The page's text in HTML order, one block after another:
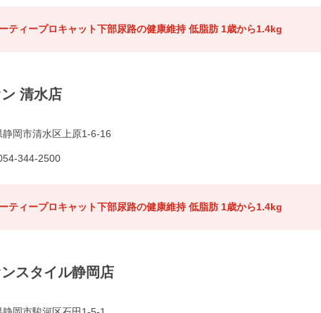
ティープロキャット下部尿路の健康維持 低脂肪 1歳から1.4kg
清水店
静岡市清水区上原1-6-16
344-2500
ティープロキャット下部尿路の健康維持 低脂肪 1歳から1.4kg
スタイル静岡店